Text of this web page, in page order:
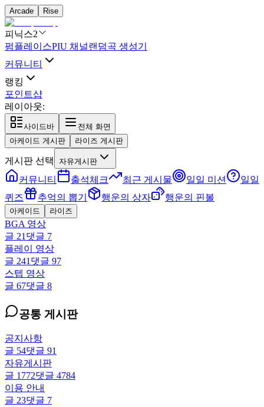
Arcade Rise
피닉스2
펌플레이스PIU 채널랜덤곡 생성기
커뮤니티
랭킹
포인트샵
레이아웃:
사이드바
전체 화면
아케이드 게시판
라이즈 게시판
게시판 선택 자유게시판
커뮤니티 출석체크 최근 게시물 일일 미션
일일
퀴즈
추억의 뽑기 행운의 상자 행운의 핀볼
아케이드 라이즈
BGA 영상
글 21 댓글 7
플레이 영상
글 241 댓글 97
스텝 영상
글 67댓글 8
공통 게시판
공지사항
글 54댓글 91
자유게시판
글 1772댓글 4784
이용 안내
글 23댓글 7